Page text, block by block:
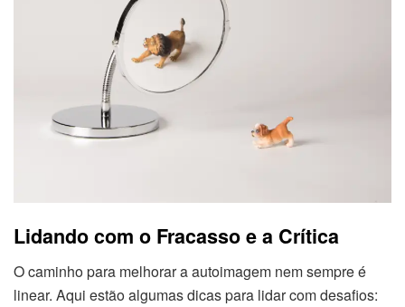
Lidando com o Fracasso e a Crítica
O caminho para melhorar a autoimagem nem sempre é
linear. Aqui estão algumas dicas para lidar com desafios: